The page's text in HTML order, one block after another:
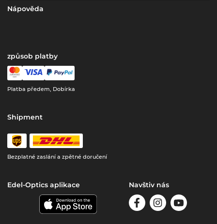
Nápověda
způsob platby
Platba předem, Dobírka
Shipment
Bezplatné zaslání a zpětné doručení
Edel-Optics aplikace Navštiv nás